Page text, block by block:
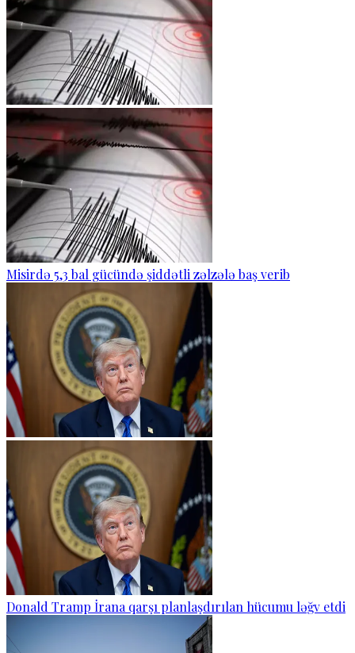
Misirdə 5,3 bal gücündə şiddətli zəlzələ baş verib
Donald Tramp İrana qarşı planlaşdırılan hücumu ləğv etdi